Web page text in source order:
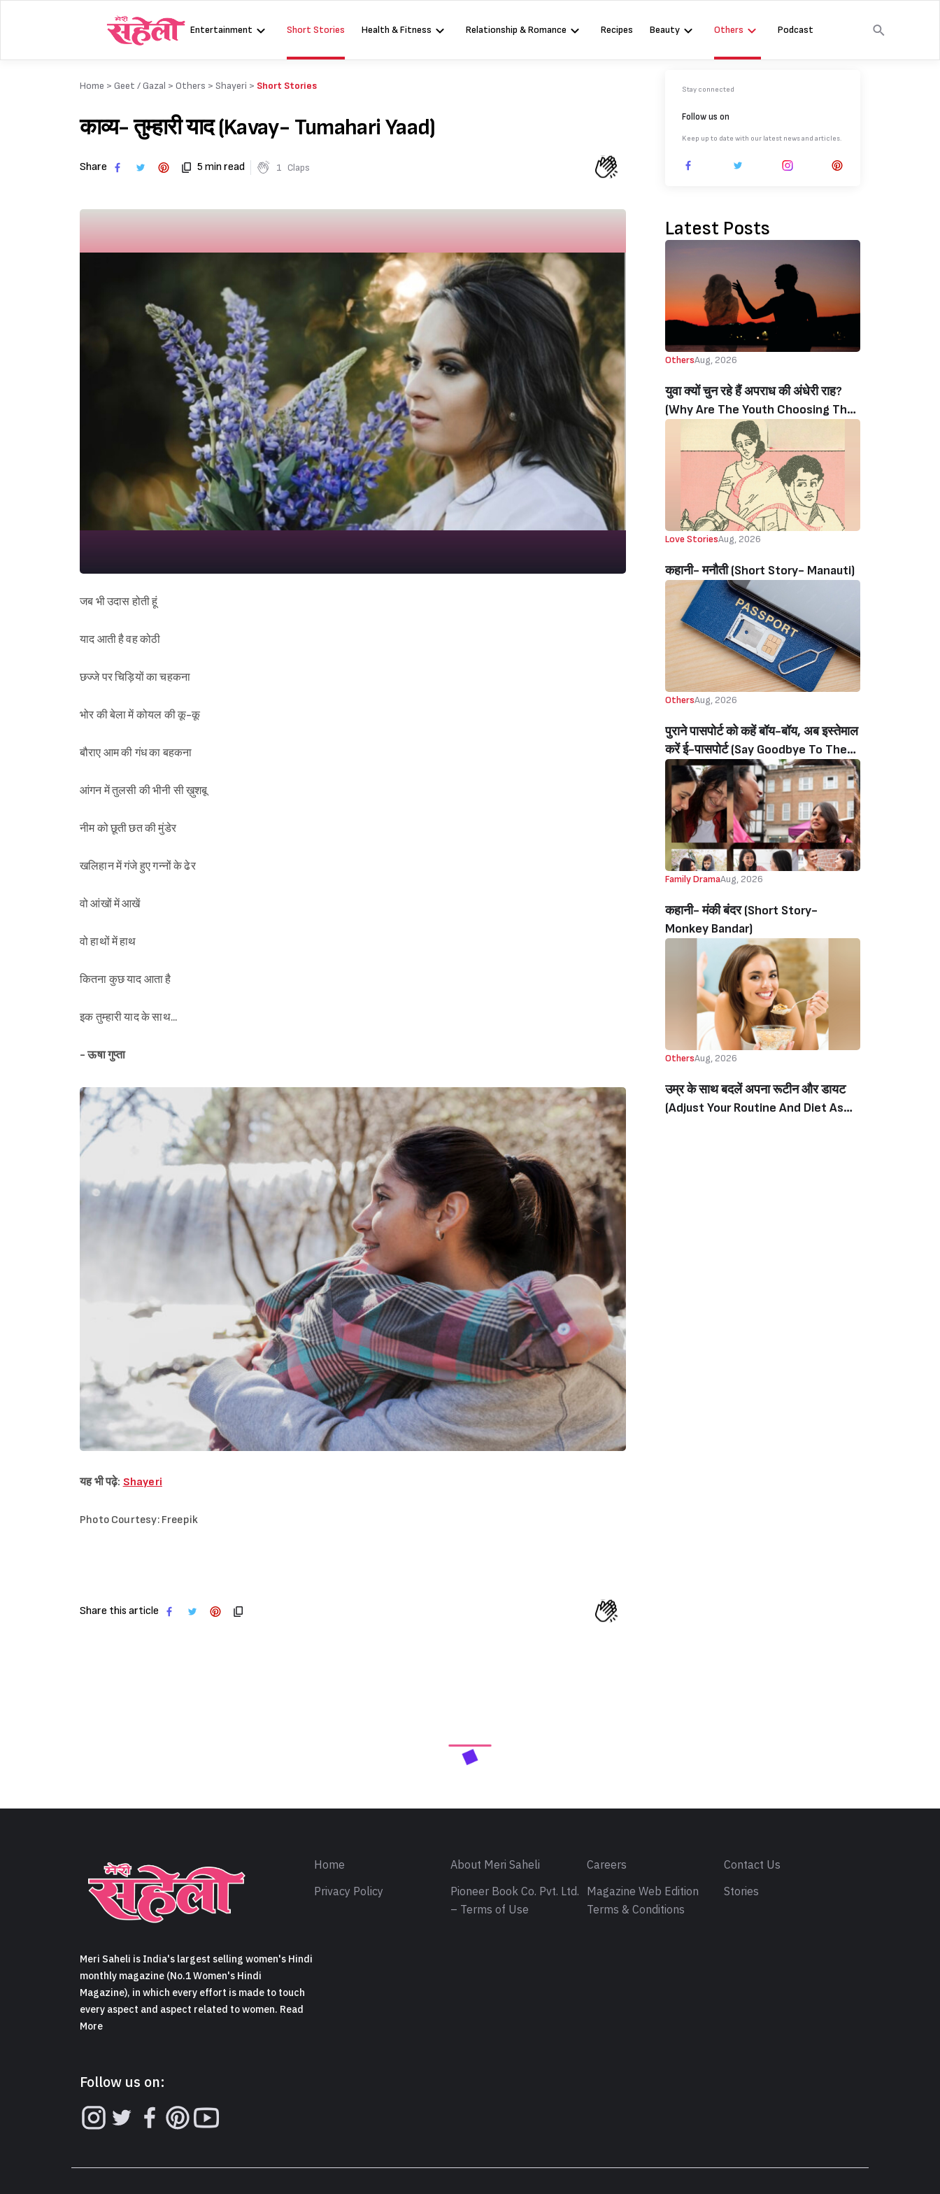
Entertainment Short Stories Health & Fitness Relationship & Romance Recipes Beauty Others Podcast
Home > Geet / Gazal > Others > Shayeri > Short Stories
काव्य- तुम्हारी याद (Kavay- Tumahari Yaad)
Share 5 min read 1 Claps
जब भी उदास होती हूं
याद आती है वह कोठी
छज्जे पर चिड़ियों का चहकना
भोर की बेला में कोयल की कू-कू
बौराए आम की गंध का बहकना
आंगन में तुलसी की भीनी सी ख़ुशबू
नीम को छूती छत की मुंडेर
खलिहान में गंजे हुए गन्नों के ढेर
वो आंखों में आखें
वो हाथों में हाथ
कितना कुछ याद आता है
इक तुम्हारी याद के साथ...
- ऊषा गुप्ता
यह भी पढ़े: Shayeri
Photo Courtesy: Freepik
Share this article
Stay connected
Follow us on
Keep up to date with our latest news and articles.
Latest Posts
OthersAug, 2026
युवा क्यों चुन रहे हैं अपराध की अंधेरी राह?
(Why Are The Youth Choosing The
Dark Path Of Crime?)
Love StoriesAug, 2026
कहानी- मनौती (Short Story- Manauti)
OthersAug, 2026
पुराने पासपोर्ट को कहें बॉय-बॉय, अब इस्तेमाल
करें ई-पासपोर्ट (Say Goodbye To The
Old Passport, Now Use The E-
Passport)
Family DramaAug, 2026
कहानी- मंकी बंदर‌ (Short Story-
Monkey Bandar)
OthersAug, 2026
उम्र के साथ बदलें अपना रूटीन और डायट
(Adjust Your Routine And Diet As
Meri Saheli is India's largest selling women's Hindi
monthly magazine (No.1 Women's Hindi
Magazine), in which every effort is made to touch
every aspect and aspect related to women. Read
More
Follow us on:
Home About Meri Saheli Careers
Contact Us
Privacy Policy
Pioneer Book Co. Pvt. Ltd.
– Terms of Use
Magazine Web Edition
Terms & Conditions
Stories